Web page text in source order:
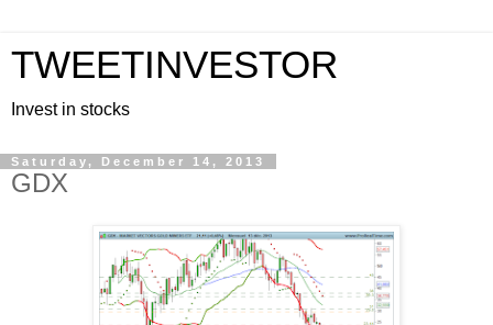
TWEETINVESTOR
Invest in stocks
Saturday, December 14, 2013
GDX